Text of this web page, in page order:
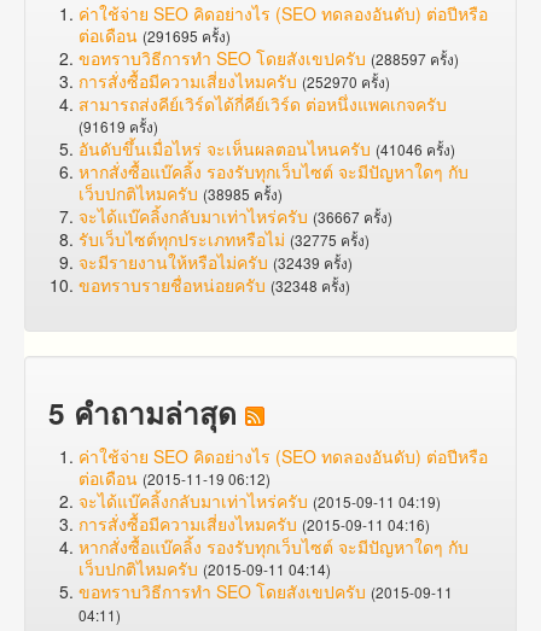
ค่าใช้จ่าย SEO คิดอย่างไร (SEO ทดลองอันดับ) ต่อปีหรือ
ต่อเดือน (291695 ครั้ง)
ขอทราบวิธีการทำ SEO โดยสังเขปครับ (288597 ครั้ง)
การสั่งซื้อมีความเสี่ยงไหมครับ (252970 ครั้ง)
สามารถส่งคีย์เวิร์ดได้กี่คีย์เวิร์ด ต่อหนึ่งแพคเกจครับ
(91619 ครั้ง)
อันดับขึ้นเมื่อไหร่ จะเห็นผลตอนไหนครับ (41046 ครั้ง)
หากสั่งซื้อแบ๊คลิ้ง รองรับทุกเว็บไซต์ จะมีปัญหาใดๆ กับ
เว็บปกติไหมครับ (38985 ครั้ง)
จะได้แบ๊คลิ้งกลับมาเท่าไหร่ครับ (36667 ครั้ง)
รับเว็บไซต์ทุกประเภทหรือไม่ (32775 ครั้ง)
จะมีรายงานให้หรือไม่ครับ (32439 ครั้ง)
ขอทราบรายชื่อหน่อยครับ (32348 ครั้ง)
5 คำถามล่าสุด
ค่าใช้จ่าย SEO คิดอย่างไร (SEO ทดลองอันดับ) ต่อปีหรือ
ต่อเดือน (2015-11-19 06:12)
จะได้แบ๊คลิ้งกลับมาเท่าไหร่ครับ (2015-09-11 04:19)
การสั่งซื้อมีความเสี่ยงไหมครับ (2015-09-11 04:16)
หากสั่งซื้อแบ๊คลิ้ง รองรับทุกเว็บไซต์ จะมีปัญหาใดๆ กับ
เว็บปกติไหมครับ (2015-09-11 04:14)
ขอทราบวิธีการทำ SEO โดยสังเขปครับ (2015-09-11
04:11)